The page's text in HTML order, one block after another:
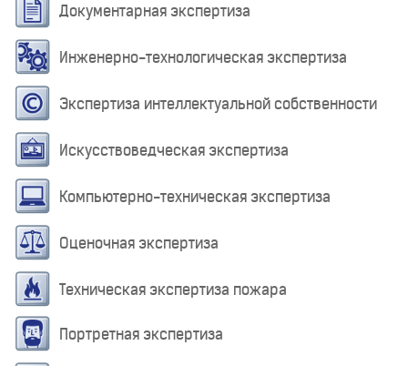
Документарная экспертиза
Инженерно-технологическая экспертиза
Экспертиза интеллектуальной собственности
Искусствоведческая экспертиза
Компьютерно-техническая экспертиза
Оценочная экспертиза
Техническая экспертиза пожара
Портретная экспертиза